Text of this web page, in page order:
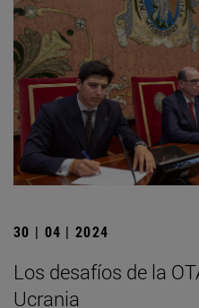
30 | 04 | 2024
Los desafíos de la
Ucrania